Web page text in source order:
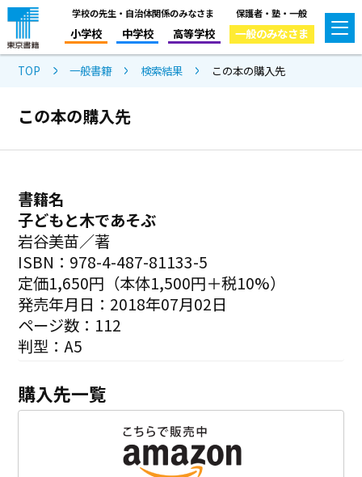
学校の先生・自治体関係のみなさま
小学校 中学校 高等学校
保護者・塾・一般
一般のみなさま
TOP 一般書籍 検索結果 この本の購入先
この本の購入先
書籍名
子どもと木であそぶ
岩谷美苗／著
ISBN：978-4-487-81133-5
定価1,650円（本体1,500円＋税10%）
発売年月日：2018年07月02日
ページ数：112
判型：A5
購入先一覧